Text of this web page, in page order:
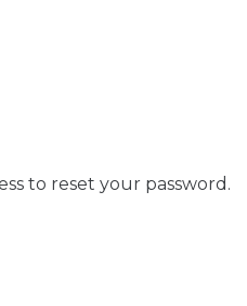
to reset your password.